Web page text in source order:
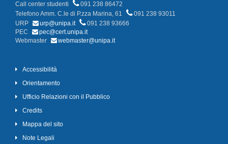
Call center studenti
091 238 86472
Telefono Amm. C.le di P.zza Marina, 61
091 238 93011
URP
urp@unipa.it
091 238 93666
PEC
pec@cert.unipa.it
Webmaster
webmaster@unipa.it
Accessibilità
Orientamento
Ufficio Relazioni con il Pubblico
Credits
Mappa del sito
Note Legali